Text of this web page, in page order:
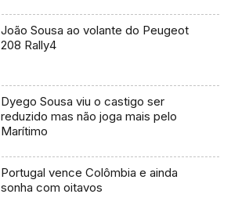
João Sousa ao volante do Peugeot
208 Rally4
Dyego Sousa viu o castigo ser
reduzido mas não joga mais pelo
Marítimo
Portugal vence Colômbia e ainda
sonha com oitavos